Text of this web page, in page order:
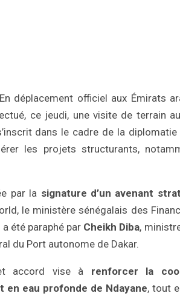
En déplacement officiel aux Émirats
ce jeudi, une visite de terrain
dans le cadre de la
les projets structurants,
par la signature d’un avenant
le ministère sénégalais des
a été paraphé par Cheikh Diba,
du Port autonome de Dakar.
accord vise à renforcer la
en eau profonde de Ndayane, tout